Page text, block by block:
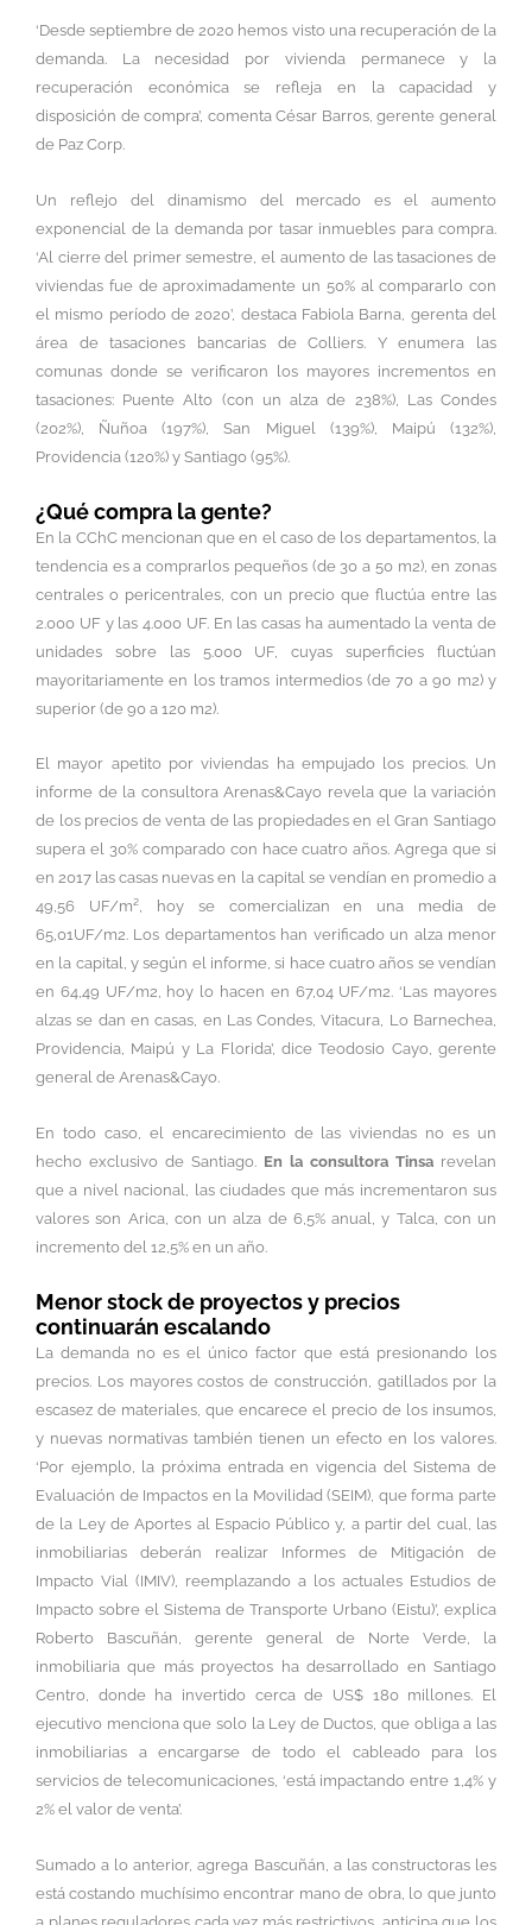
‘Desde septiembre de 2020 hemos visto una recuperación de la
demanda. La necesidad por vivienda permanece y la
recuperación económica se refleja en la capacidad y
disposición de compra’, comenta César Barros, gerente general
de Paz Corp.
Un reflejo del dinamismo del mercado es el aumento
exponencial de la demanda por tasar inmuebles para compra.
‘Al cierre del primer semestre, el aumento de las tasaciones de
viviendas fue de aproximadamente un 50% al compararlo con
el mismo período de 2020’, destaca Fabiola Barna, gerenta del
área de tasaciones bancarias de Colliers. Y enumera las
comunas donde se verificaron los mayores incrementos en
tasaciones: Puente Alto (con un alza de 238%), Las Condes
(202%), Ñuñoa (197%), San Miguel (139%), Maipú (132%),
Providencia (120%) y Santiago (95%).
¿Qué compra la gente?
En la CChC mencionan que en el caso de los departamentos, la
tendencia es a comprarlos pequeños (de 30 a 50 m2), en zonas
centrales o pericentrales, con un precio que fluctúa entre las
2.000 UF y las 4.000 UF. En las casas ha aumentado la venta de
unidades sobre las 5.000 UF, cuyas superficies fluctúan
mayoritariamente en los tramos intermedios (de 70 a 90 m2) y
superior (de 90 a 120 m2).
El mayor apetito por viviendas ha empujado los precios. Un
informe de la consultora Arenas&Cayo revela que la variación
de los precios de venta de las propiedades en el Gran Santiago
supera el 30% comparado con hace cuatro años. Agrega que si
en 2017 las casas nuevas en la capital se vendían en promedio a
49,56 UF/m², hoy se comercializan en una media de
65,01UF/m2. Los departamentos han verificado un alza menor
en la capital, y según el informe, si hace cuatro años se vendían
en 64,49 UF/m2, hoy lo hacen en 67,04 UF/m2. ‘Las mayores
alzas se dan en casas, en Las Condes, Vitacura, Lo Barnechea,
Providencia, Maipú y La Florida’, dice Teodosio Cayo, gerente
general de Arenas&Cayo.
En todo caso, el encarecimiento de las viviendas no es un
hecho exclusivo de Santiago. En la consultora Tinsa revelan
que a nivel nacional, las ciudades que más incrementaron sus
valores son Arica, con un alza de 6,5% anual, y Talca, con un
incremento del 12,5% en un año.
Menor stock de proyectos y precios
continuarán escalando
La demanda no es el único factor que está presionando los
precios. Los mayores costos de construcción, gatillados por la
escasez de materiales, que encarece el precio de los insumos,
y nuevas normativas también tienen un efecto en los valores.
‘Por ejemplo, la próxima entrada en vigencia del Sistema de
Evaluación de Impactos en la Movilidad (SEIM), que forma parte
de la Ley de Aportes al Espacio Público y, a partir del cual, las
inmobiliarias deberán realizar Informes de Mitigación de
Impacto Vial (IMIV), reemplazando a los actuales Estudios de
Impacto sobre el Sistema de Transporte Urbano (Eistu)’, explica
Roberto Bascuñán, gerente general de Norte Verde, la
inmobiliaria que más proyectos ha desarrollado en Santiago
Centro, donde ha invertido cerca de US$ 180 millones. El
ejecutivo menciona que solo la Ley de Ductos, que obliga a las
inmobiliarias a encargarse de todo el cableado para los
servicios de telecomunicaciones, ‘está impactando entre 1,4% y
2% el valor de venta’.
Sumado a lo anterior, agrega Bascuñán, a las constructoras les
está costando muchísimo encontrar mano de obra, lo que junto